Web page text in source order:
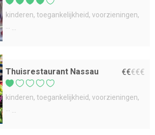
kinderen toegankelijkheid voorzieningen
Thuisrestaurant Nassau €€€€€
kinderen toegankelijkheid voorzieningen